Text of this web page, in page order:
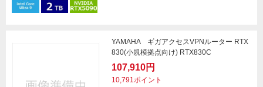
YAMAHA ギガアクセスVPNルーター RTX
830(小規模拠点向け) RTX830C
107,910円
10,791ポイント